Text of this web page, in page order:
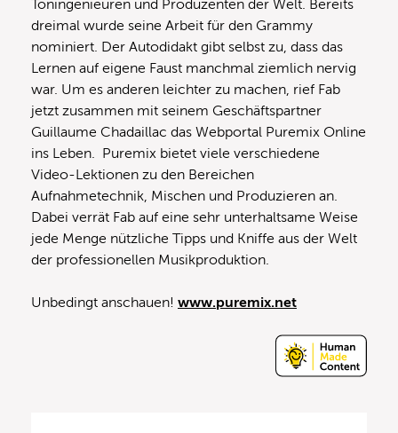
Toningenieuren und Produzenten der Welt. Bereits
dreimal wurde seine Arbeit für den Grammy
nominiert. Der Autodidakt gibt selbst zu, dass das
Lernen auf eigene Faust manchmal ziemlich nervig
war. Um es anderen leichter zu machen, rief Fab
jetzt zusammen mit seinem Geschäftspartner
Guillaume Chadaillac das Webportal Puremix Online
ins Leben. Puremix bietet viele verschiedene
Video-Lektionen zu den Bereichen
Aufnahmetechnik, Mischen und Produzieren an.
Dabei verrät Fab auf eine sehr unterhaltsame Weise
jede Menge nützliche Tipps und Kniffe aus der Welt
der professionellen Musikproduktion.
Unbedingt anschauen! www.puremix.net